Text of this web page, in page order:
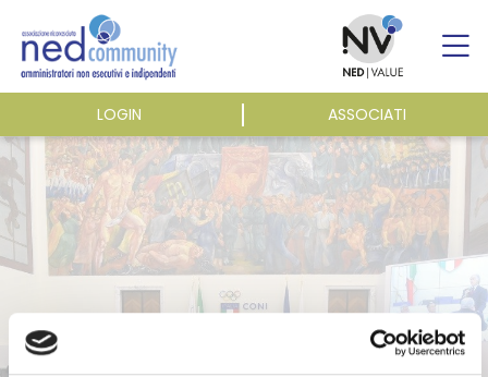
content
LOGIN ASSOCIATI
ASSOCIAZIONE
ATTIVITÀ
EVENTI E NEWS
PUBBLICAZIONI